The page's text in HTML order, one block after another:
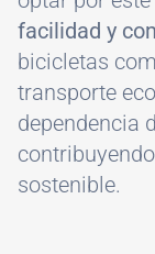
facilidad y
bicicletas
transporte
dependencia
sostenible.